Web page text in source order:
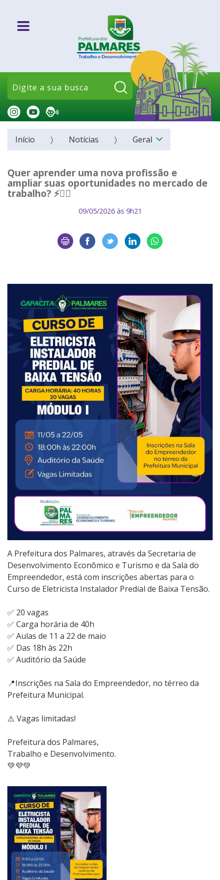
Pesquisar:
Início Notícias Geral
Quer aprender uma nova profissão e
ampliar suas oportunidades no mercado de
trabalho? ⚡👷‍♂️
09/05/2026 às 9h21
A Prefeitura dos Palmares, através da Secretaria de
Desenvolvimento Econômico e Turismo e da Sala do
Empreendedor, está com inscrições abertas para o
Curso de Eletricista Instalador Predial de Baixa Tensão.
✅ 20 vagas
✅ Carga horária de 40h
✅ Aulas de 11 a 22 de maio
✅ Das 18h às 22h
✅ Auditório da Saúde
📍Inscrições na Sala do Empreendedor, no térreo da
Prefeitura Municipal.
⚠️ Vagas limitadas!
Prefeitura dos Palmares,
Trabalho e Desenvolvimento.
💚💜💚